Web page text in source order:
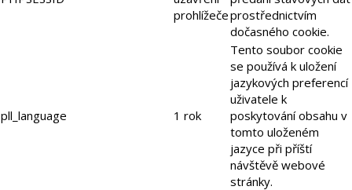
prohlížečeprostřednictvím
dočasného cookie.
pll_language 1 rok
Tento soubor cookie
se používá k uložení
jazykových preferencí
uživatele k
poskytování obsahu v
tomto uloženém
jazyce při příští
návštěvě webové
stránky.